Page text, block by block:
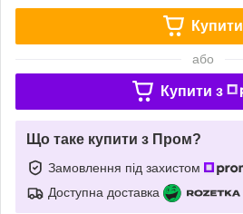
Купити
або
Купити з
Що таке купити з Пром?
Замовлення під захистом
Доступна доставка